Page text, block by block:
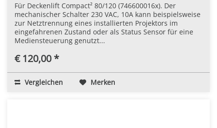
Für Deckenlift Compact² 80/120 (746600016x). Der
mechanischer Schalter 230 VAC, 10A kann beispielsweise
zur Netztrennung eines installierten Projektors im
eingefahrenen Zustand oder als Status Sensor für eine
Mediensteuerung genutzt...
€ 120,00 *
Vergleichen Merken